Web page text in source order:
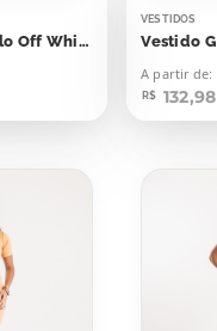
Vestido Gola Polo Off White
VESTIDOS
A partir de:
R$ 132,98